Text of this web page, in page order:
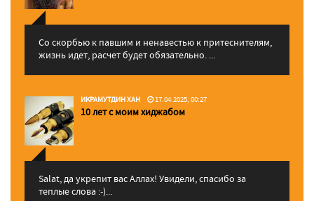
Со скорбью к павшим и ненавестью к притеснителям,
жизнь идет, расчет будет обязательно. ...
ИКРАМУТДИН ХАН 17.04.2025, 00:27
10 лет с моим хиджабом
Salat, да укрепит вас Аллаx! Увидели, спасибо за
теплые слова :-)...